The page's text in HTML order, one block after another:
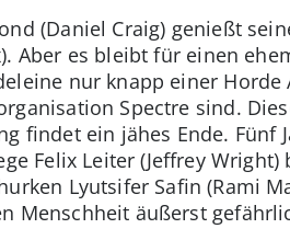
(Daniel Craig) genießt
Aber es bleibt für einen
nur knapp einer
Spectre sind.
findet ein jähes Ende. Fünf
Felix Leiter (Jeffrey
Lyutsifer Safin (Rami
Menschheit äußerst